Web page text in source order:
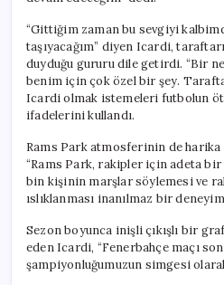
“Gittiğim zaman bu sevgiyi
taşıyacağım” diyen Icardi,
duyduğu gururu dile getirdi. “Bir
benim için çok özel bir şey.
Icardi olmak istemeleri futbolun
ifadelerini kullandı.
Rams Park atmosferinin de
“Rams Park, rakipler için adeta
bin kişinin marşlar söylemesi ve
ıslıklanması inanılmaz bir
Sezon boyunca inişli çıkışlı bir
eden Icardi, “Fenerbahçe maçı
şampiyonluğumuzun simgesi